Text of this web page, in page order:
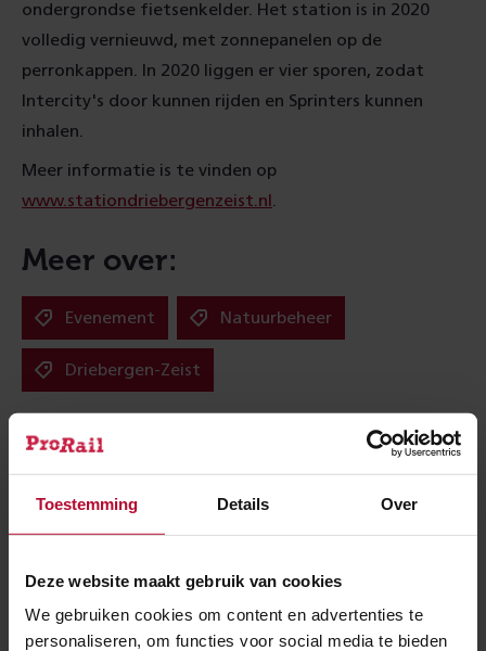
Toestemming Details Over
Deze website maakt gebruik van cookies
We gebruiken cookies om content en advertenties te
personaliseren, om functies voor social media te bieden
ondergrondse fietsenkelder. Het station is in 2020
volledig vernieuwd, met zonnepanelen op de
perronkappen. In 2020 liggen er vier sporen, zodat
Intercity's door kunnen rijden en Sprinters kunnen
inhalen.
Meer informatie is te vinden op
www.stationdriebergenzeist.nl
Meer over:
Evenement Natuurbeheer
Driebergen-Zeist